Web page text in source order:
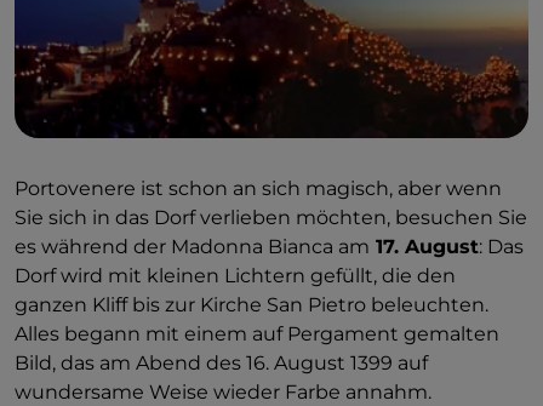
Portovenere ist schon an sich magisch, aber wenn
Sie sich in das Dorf verlieben möchten, besuchen Sie
es während der Madonna Bianca am 17. August: Das
Dorf wird mit kleinen Lichtern gefüllt, die den
ganzen Kliff bis zur Kirche San Pietro beleuchten.
Alles begann mit einem auf Pergament gemalten
Bild, das am Abend des 16. August 1399 auf
wundersame Weise wieder Farbe annahm.